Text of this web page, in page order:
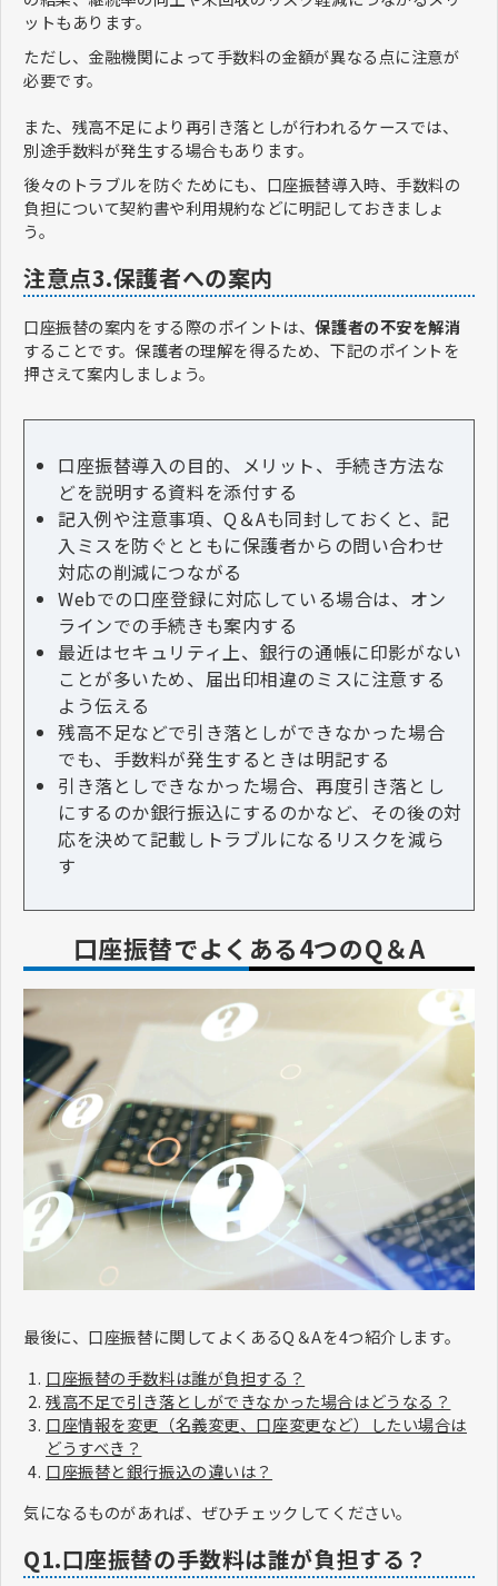
ットもあります。
ただし、金融機関によって手数料の金額が異なる点に注意が
必要です。
また、残高不足により再引き落としが行われるケースでは、
別途手数料が発生する場合もあります。
後々のトラブルを防ぐためにも、口座振替導入時、手数料の
負担について契約書や利用規約などに明記しておきましょ
う。
注意点3.保護者への案内
口座振替の案内をする際のポイントは、保護者の不安を解消
することです。保護者の理解を得るため、下記のポイントを
押さえて案内しましょう。
口座振替導入の目的、メリット、手続き方法な
どを説明する資料を添付する
記入例や注意事項、Q＆Aも同封しておくと、記
入ミスを防ぐとともに保護者からの問い合わせ
対応の削減につながる
Webでの口座登録に対応している場合は、オン
ラインでの手続きも案内する
最近はセキュリティ上、銀行の通帳に印影がない
ことが多いため、届出印相違のミスに注意する
よう伝える
残高不足などで引き落としができなかった場合
でも、手数料が発生するときは明記する
引き落としできなかった場合、再度引き落とし
にするのか銀行振込にするのかなど、その後の対
応を決めて記載しトラブルになるリスクを減ら
す
口座振替でよくある4つのQ＆A
最後に、口座振替に関してよくあるQ＆Aを4つ紹介します。
口座振替の手数料は誰が負担する？
残高不足で引き落としができなかった場合はどうなる？
口座情報を変更（名義変更、口座変更など）したい場合は
どうすべき？
口座振替と銀行振込の違いは？
気になるものがあれば、ぜひチェックしてください。
Q1.口座振替の手数料は誰が負担する？